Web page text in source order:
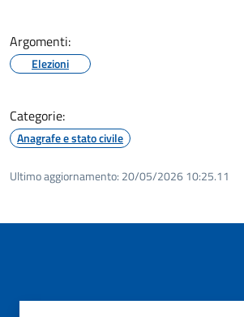
Argomenti:
Elezioni
Categorie:
Anagrafe e stato civile
Ultimo aggiornamento: 20/05/2026 10:25.11